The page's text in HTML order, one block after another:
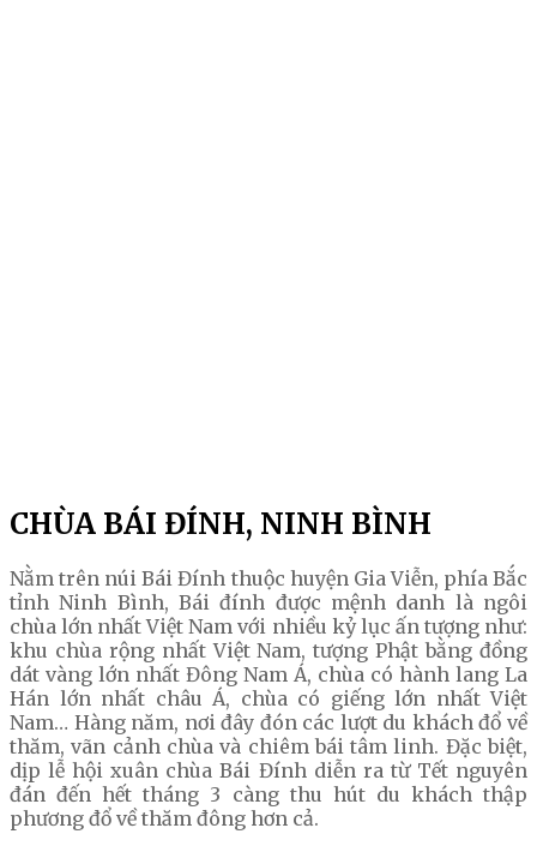
CHÙA BÁI ĐÍNH, NINH BÌNH
Nằm trên núi Bái Đính thuộc huyện Gia Viễn, phía Bắc
tỉnh Ninh Bình, Bái đính được mệnh danh là ngôi
chùa lớn nhất Việt Nam với nhiều kỷ lục ấn tượng như:
khu chùa rộng nhất Việt Nam, tượng Phật bằng đồng
dát vàng lớn nhất Đông Nam Á, chùa có hành lang La
Hán lớn nhất châu Á, chùa có giếng lớn nhất Việt
Nam… Hàng năm, nơi đây đón các lượt du khách đổ về
thăm, vãn cảnh chùa và chiêm bái tâm linh. Đặc biệt,
dịp lễ hội xuân chùa Bái Đính diễn ra từ Tết nguyên
đán đến hết tháng 3 càng thu hút du khách thập
phương đổ về thăm đông hơn cả.